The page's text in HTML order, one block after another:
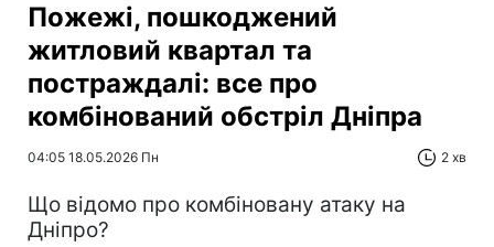
Пожежі, пошкоджений
житловий квартал та
постраждалі: все про
комбінований обстріл Дніпра
04:05 18.05.2026 Пн 2 хв
Що відомо про комбіновану атаку на
Дніпро?